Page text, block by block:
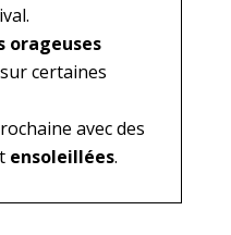
orageuses
certaines
avec des
ensoleillées.